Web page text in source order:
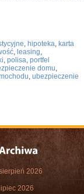
, hipoteka, karta
, leasing,
, polisa, portfel
domu,
, ubezpieczenie
2026
lipiec 2026